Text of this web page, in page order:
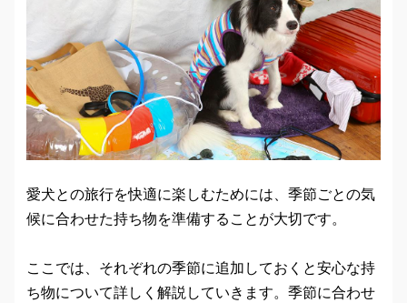
愛犬との旅行を快適に楽しむためには、季節ごとの気
候に合わせた持ち物を準備することが大切です。
ここでは、それぞれの季節に追加しておくと安心な持
ち物について詳しく解説していきます。季節に合わせ